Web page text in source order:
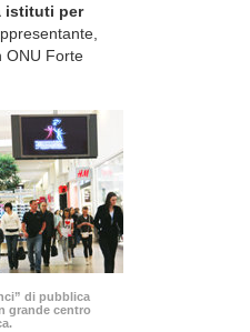
istituti per
ONU Forte
di pubblica
grande centro